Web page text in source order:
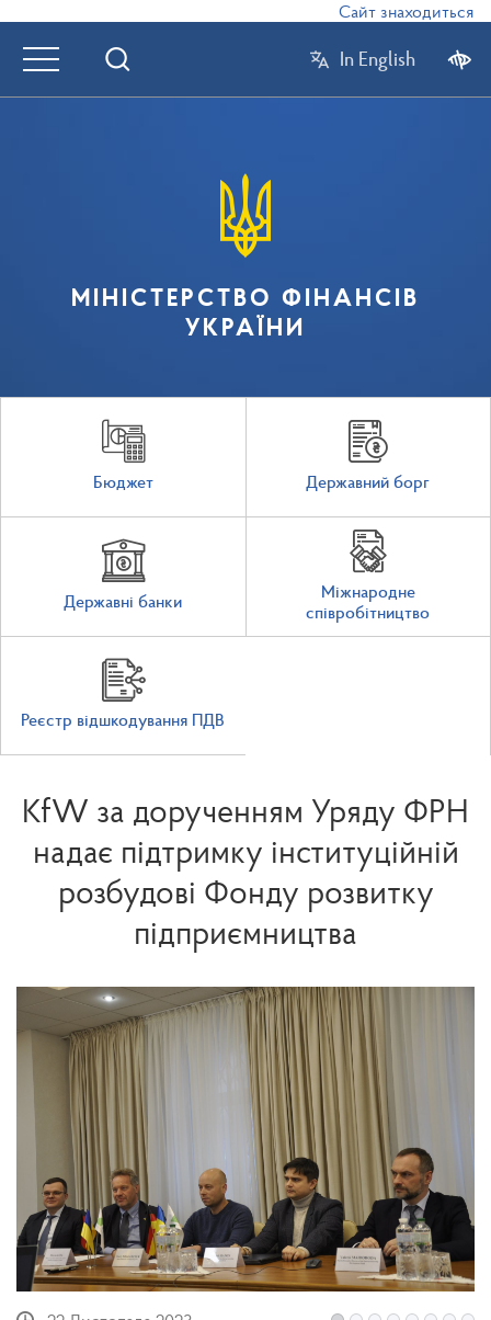
Сайт знаходиться в
In English
МІНІСТЕРСТВО ФІНАНСІВ
УКРАЇНИ
Бюджет Державний борг
Державні банки
Міжнародне
співробітництво
Реєстр відшкодування ПДВ
KfW за дорученням Уряду ФРН
надає підтримку інституційній
розбудові Фонду розвитку
підприємництва